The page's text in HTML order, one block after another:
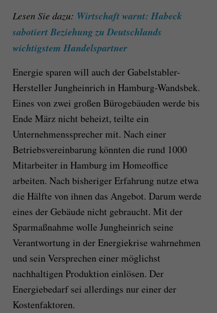
Lesen Sie dazu: Wirtschaft warnt: Habeck
sabotiert Beziehung zu Deutschlands
wichtigstem Handelspartner
Energie sparen will auch der Gabelstabler-
Hersteller Jungheinrich in Hamburg-Wandsbek.
Eines von zwei großen Bürogebäuden werde bis
Ende März nicht beheizt, teilte ein
Unternehmenssprecher mit. Nach einer
Betriebsvereinbarung könnten die rund 1000
Mitarbeiter in Hamburg im Homeoffice
arbeiten. Nach bisheriger Erfahrung nutze etwa
die Hälfte von ihnen das Angebot. Darum werde
eines der Gebäude nicht gebraucht. Mit der
Sparmaßnahme wolle Jungheinrich seine
Verantwortung in der Energiekrise wahrnehmen
und sein Versprechen einer möglichst
nachhaltigen Produktion einlösen. Der
Energiebedarf sei allerdings nur einer der
Kostenfaktoren.